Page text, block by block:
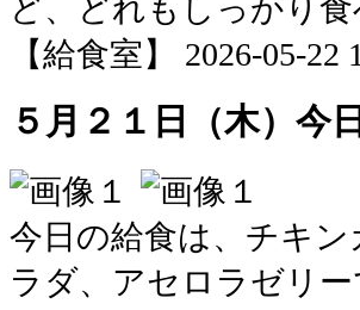
ど、どれもしっかり
【給食室】 2026-05-22
５月２１日（木）今
今日の給食は、チキ
ラダ、アセロラゼリ